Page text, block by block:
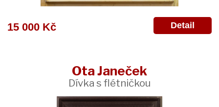
15 000 Kč Detail
Ota Janeček
Dívka s flétničkou